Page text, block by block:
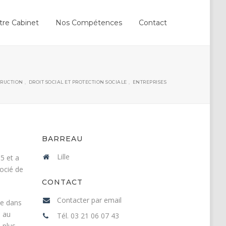
Cabinet Nos Compétences Contact
DROIT SOCIAL ET PROTECTION SOCIALE ENTREPRISES
et a
de
dans
au
BARREAU
Lille
CONTACT
Contacter par email
Tél. 03 21 06 07 43